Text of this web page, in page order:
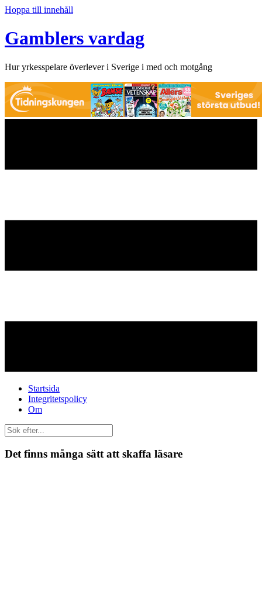
Hoppa till innehåll
Gamblers vardag
Hur yrkesspelare överlever i Sverige i med och motgång
Startsida
Integritetspolicy
Om
Det finns många sätt att skaffa läsare